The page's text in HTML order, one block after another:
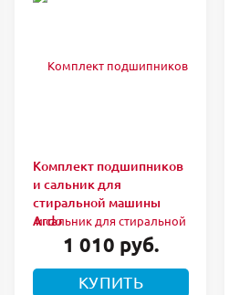
Комплект подшипников
и сальник для
стиральной машины
Ardo
1 010 руб.
КУПИТЬ